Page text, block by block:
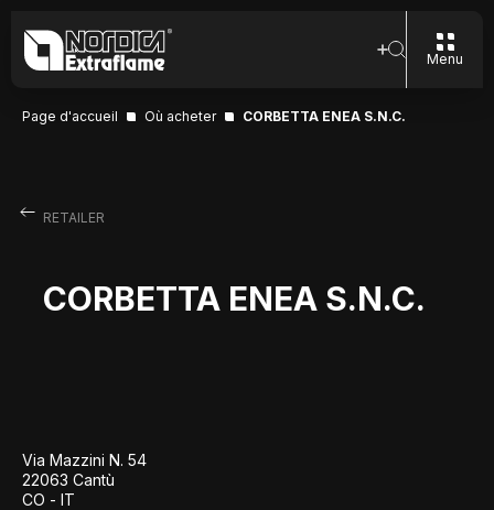
Menu
Page d'accueil Où acheter CORBETTA ENEA S.N.C.
RETAILER
CORBETTA ENEA S.N.C.
Via Mazzini N. 54
22063 Cantù
CO - IT